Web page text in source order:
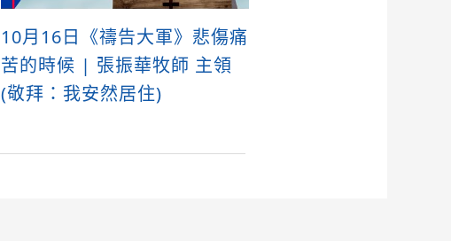
10月16日《禱告大軍》悲傷痛
苦的時候 | 張振華牧師 主領
(敬拜：我安然居住)